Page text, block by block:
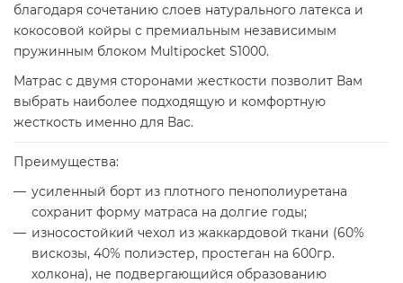
благодаря сочетанию слоев натурального латекса и
кокосовой койры с премиальным независимым
пружинным блоком Multipocket S1000.
Матрас с двумя сторонами жесткости позволит Вам
выбрать наиболее подходящую и комфортную
жесткость именно для Вас.
Преимущества:
усиленный борт из плотного пенополиуретана
сохранит форму матраса на долгие годы;
износостойкий чехол из жаккардовой ткани (60%
вискозы, 40% полиэстер, простеган на 600гр.
холкона), не подвергающийся образованию